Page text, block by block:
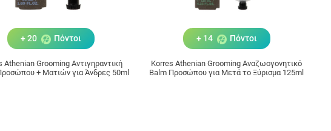
+ 20 Πόντοι
Athenian Grooming Αντιγηραντική
+ Ματιών για Άνδρες 50ml
+ 14 Πόντοι
Korres Athenian Grooming Αναζωογονητικό
Balm Προσώπου για Μετά το Ξύρισμα 125ml